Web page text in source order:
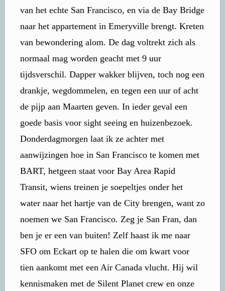
van het echte San Francisco, en via de Bay Bridge
naar het appartement in Emeryville brengt. Kreten
van bewondering alom. De dag voltrekt zich als
normaal mag worden geacht met 9 uur
tijdsverschil. Dapper wakker blijven, toch nog een
drankje, wegdommelen, en tegen een uur of acht
de pijp aan Maarten geven. In ieder geval een
goede basis voor sight seeing en huizenbezoek.
Donderdagmorgen laat ik ze achter met
aanwijzingen hoe in San Francisco te komen met
BART, hetgeen staat voor Bay Area Rapid
Transit, wiens treinen je soepeltjes onder het
water naar het hartje van de City brengen, want zo
noemen we San Francisco. Zeg je San Fran, dan
ben je er een van buiten! Zelf haast ik me naar
SFO om Eckart op te halen die om kwart voor
tien aankomt met een Air Canada vlucht. Hij wil
kennismaken met de Silent Planet crew en onze